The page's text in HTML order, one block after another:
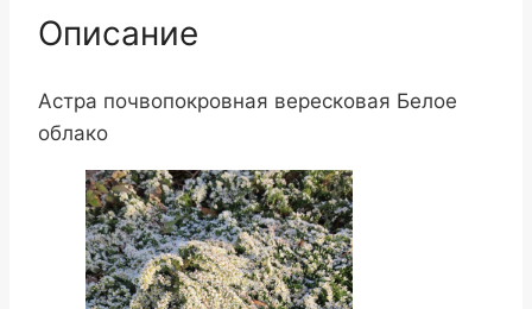
Описание
Астра почвопокровная вересковая Белое
облако